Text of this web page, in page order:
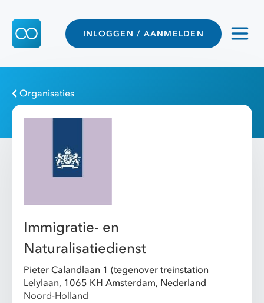
INLOGGEN / AANMELDEN
Organisaties
Immigratie- en
Naturalisatiedienst
Pieter Calandlaan 1 (tegenover treinstation
Lelylaan, 1065 KH Amsterdam, Nederland
Noord-Holland